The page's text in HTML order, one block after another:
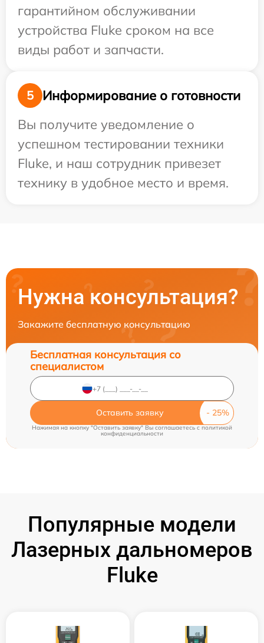
гарантийном обслуживании
устройства Fluke сроком на все
виды работ и запчасти.
5
Информирование о готовности
Вы получите уведомление о
успешном тестировании техники
Fluke, и наш сотрудник привезет
технику в удобное место и время.
Нужна консультация?
Закажите бесплатную консультацию
Бесплатная консультация со
специалистом
Оставить заявку
Нажимая на кнопку "Оставить заявку" Вы соглашаетесь cполитикой
конфиденциальности
Популярные модели
Лазерных дальномеров
Fluke